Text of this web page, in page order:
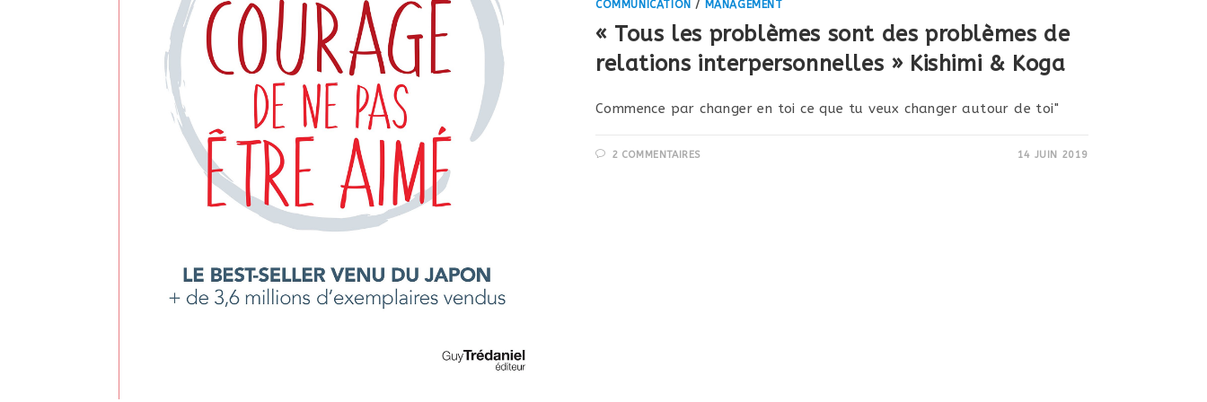
COMMUNICATION / MANAGEMENT
« Tous les problèmes sont des problèmes de
relations interpersonnelles » Kishimi & Koga
Commence par changer en toi ce que tu veux changer autour de toi"
2 COMMENTAIRES 14 JUIN 2019